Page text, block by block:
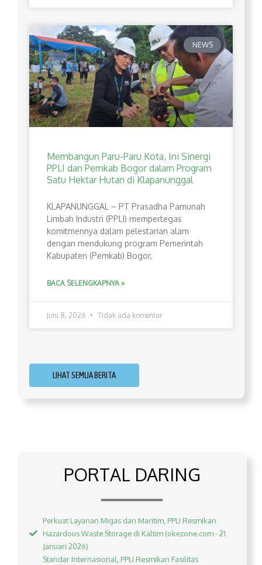
NEWS
Membangun Paru-Paru Kota, Ini Sinergi
PPLI dan Pemkab Bogor dalam Program
Satu Hektar Hutan di Klapanunggal
​KLAPANUNGGAL – PT Prasadha Pamunah
Limbah Industri (PPLI) mempertegas
komitmennya dalam pelestarian alam
dengan mendukung program Pemerintah
Kabupaten (Pemkab) Bogor,
BACA SELENGKAPNYA »
Juni 8, 2026 Tidak ada komentar
LIHAT SEMUA BERITA
PORTAL DARING
Perkuat Layanan Migas dan Maritim, PPLI Resmikan
Hazardous Waste Storage di Kaltim (okezone.com - 21
Januari 2026)
Standar Internasional, PPLI Resmikan Fasilitas